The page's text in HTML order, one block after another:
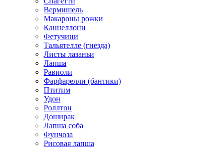
Вермишель
Макароны рожки
Каннеллони
Фетучини
Тальятелле (гнезда)
Листы лазаньи
Лапша
Равиоли
Фарфарелли (бантики)
Птитим
Удон
Роллтон
Доширак
Лапша соба
Фунчоза
Рисовая лапша